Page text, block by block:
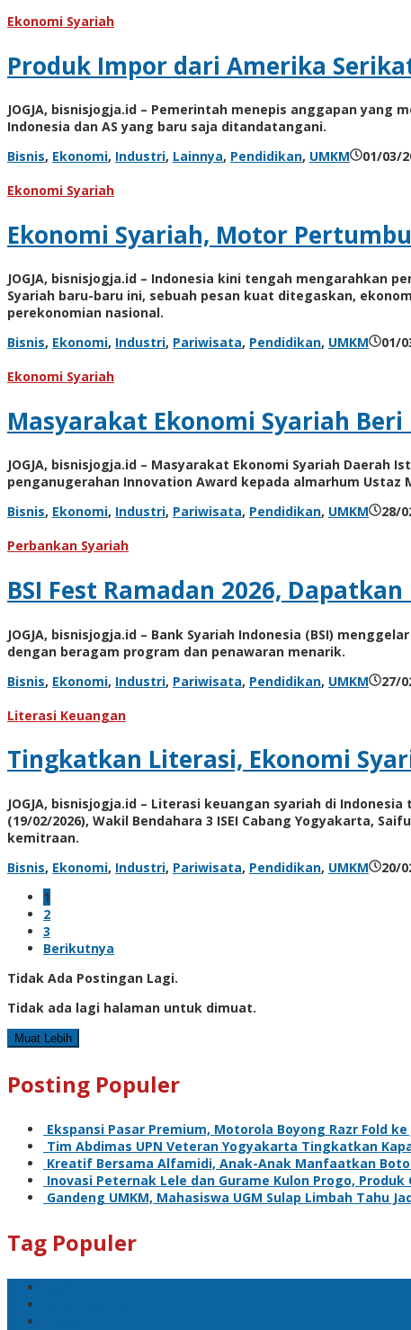
Ekonomi Syariah
Produk Impor dari Amerika
JOGJA, bisnisjogja.id – Pemerintah menepis anggapan
Indonesia dan AS yang baru saja ditandatangani.
Bisnis, Ekonomi, Industri, Lainnya, Pendidikan, UMKM 01/03/
Ekonomi Syariah
Ekonomi Syariah, Motor
JOGJA, bisnisjogja.id – Indonesia kini tengah mengarahkan
Syariah baru-baru ini, sebuah pesan kuat ditegaskan,
perekonomian nasional.
Bisnis, Ekonomi, Industri, Pariwisata, Pendidikan, UMKM 01/
Ekonomi Syariah
Masyarakat Ekonomi Syariah
JOGJA, bisnisjogja.id – Masyarakat Ekonomi Syariah Daerah
penganugerahan Innovation Award kepada almarhum Ustaz
Bisnis, Ekonomi, Industri, Pariwisata, Pendidikan, UMKM 28/
Perbankan Syariah
BSI Fest Ramadan 2026,
JOGJA, bisnisjogja.id – Bank Syariah Indonesia (BSI)
dengan beragam program dan penawaran menarik.
Bisnis, Ekonomi, Industri, Pariwisata, Pendidikan, UMKM 27/
Literasi Keuangan
Tingkatkan Literasi, Ekonomi
JOGJA, bisnisjogja.id – Literasi keuangan syariah di
(19/02/2026), Wakil Bendahara 3 ISEI Cabang Yogyakarta,
kemitraan.
Bisnis, Ekonomi, Industri, Pariwisata, Pendidikan, UMKM 20/
1
2
3
Berikutnya
Tidak Ada Postingan Lagi.
Tidak ada lagi halaman untuk dimuat.
Muat Lebih
Posting Populer
Ekspansi Pasar Premium, Motorola Boyong Razr Fold ke
Tim Abdimas UPN Veteran Yogyakarta Tingkatkan
Kreatif Bersama Alfamidi, Anak-Anak Manfaatkan
Inovasi Peternak Lele dan Gurame Kulon Progo,
Gandeng UMKM, Mahasiswa UGM Sulap Limbah Tahu
Tag Populer